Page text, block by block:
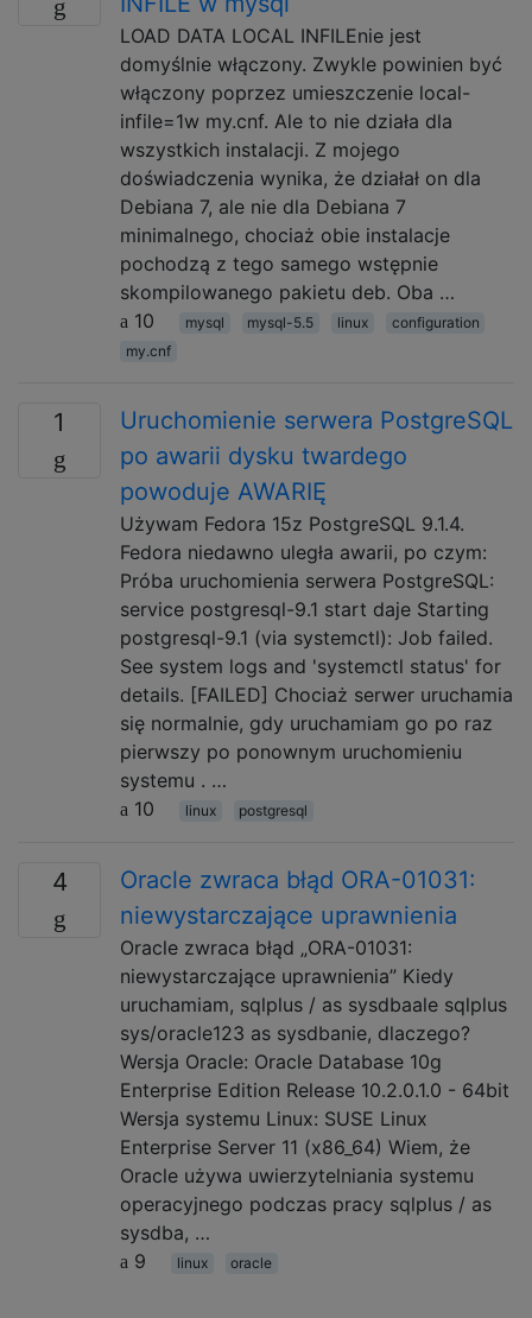
LOAD DATA LOCAL INFILEnie jest
domyślnie włączony. Zwykle powinien być
włączony poprzez umieszczenie local-
infile=1w my.cnf. Ale to nie działa dla
wszystkich instalacji. Z mojego
doświadczenia wynika, że ​​działał on dla
Debiana 7, ale nie dla Debiana 7
minimalnego, chociaż obie instalacje
pochodzą z tego samego wstępnie
skompilowanego pakietu deb. Oba …
10
mysql mysql-5.5 linux
configuration
my.cnf
1
Uruchomienie serwera PostgreSQL
po awarii dysku twardego
powoduje AWARIĘ
Używam Fedora 15z PostgreSQL 9.1.4.
Fedora niedawno uległa awarii, po czym:
Próba uruchomienia serwera PostgreSQL:
service postgresql-9.1 start daje Starting
postgresql-9.1 (via systemctl): Job failed.
See system logs and 'systemctl status' for
details. [FAILED] Chociaż serwer uruchamia
się normalnie, gdy uruchamiam go po raz
pierwszy po ponownym uruchomieniu
systemu . …
10
linux postgresql
4
Oracle zwraca błąd ORA-01031:
niewystarczające uprawnienia
Oracle zwraca błąd „ORA-01031:
niewystarczające uprawnienia” Kiedy
uruchamiam, sqlplus / as sysdbaale sqlplus
sys/oracle123 as sysdbanie, dlaczego?
Wersja Oracle: Oracle Database 10g
Enterprise Edition Release 10.2.0.1.0 - 64bit
Wersja systemu Linux: SUSE Linux
Enterprise Server 11 (x86_64) Wiem, że
Oracle używa uwierzytelniania systemu
operacyjnego podczas pracy sqlplus / as
sysdba, …
9
linux oracle